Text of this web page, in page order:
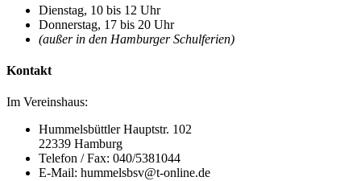
Dienstag, 10 bis 12 Uhr
Donnerstag, 17 bis 20 Uhr
(außer in den Hamburger Schulferien)
Kontakt
Im Vereinshaus:
Hummelsbüttler Hauptstr. 102
22339 Hamburg
Telefon / Fax: 040/5381044
E-Mail: hummelsbsv@t-online.de